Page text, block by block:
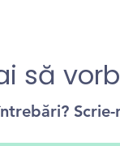
să
Scrie-